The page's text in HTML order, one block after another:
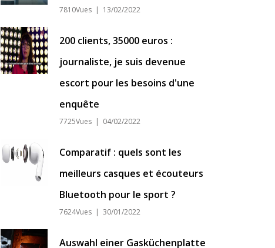
7810Vues | 13/02/2022
200 clients, 35000 euros :
journaliste, je suis devenue
escort pour les besoins d'une
enquête
7725Vues | 04/02/2022
Comparatif : quels sont les
meilleurs casques et écouteurs
Bluetooth pour le sport ?
7624Vues | 30/01/2022
Auswahl einer Gasküchenplatte